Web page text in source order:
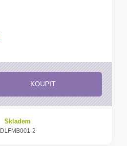
KOUPIT
Skladem
DLFMB001-2